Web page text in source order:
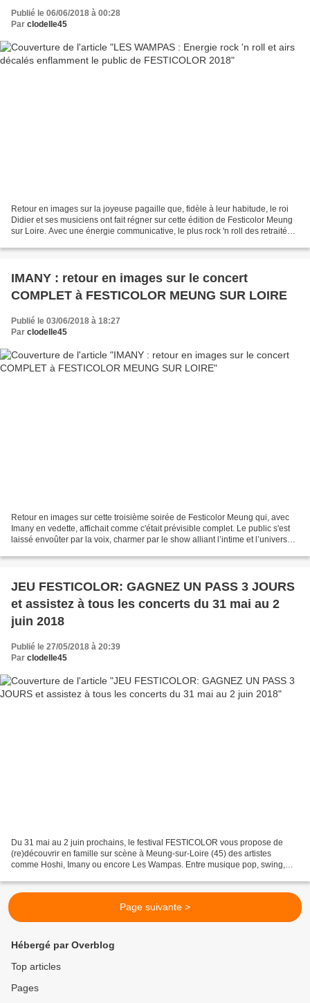
Publié le 06/06/2018 à 00:28
Par clodelle45
Retour en images sur la joyeuse pagaille que, fidèle à leur habitude, le roi
Didier et ses musiciens ont fait régner sur cette édition de Festicolor Meung
sur Loire. Avec une énergie communicative, le plus rock 'n roll des retraités
IMANY : retour en images sur le concert
COMPLET à FESTICOLOR MEUNG SUR LOIRE
Publié le 03/06/2018 à 18:27
Par clodelle45
Retour en images sur cette troisième soirée de Festicolor Meung qui, avec
Imany en vedette, affichait comme c'était prévisible complet. Le public s'est
laissé envoûter par la voix, charmer par le show alliant l’intime et l’universel,
JEU FESTICOLOR: GAGNEZ UN PASS 3 JOURS
et assistez à tous les concerts du 31 mai au 2
juin 2018
Publié le 27/05/2018 à 20:39
Par clodelle45
Du 31 mai au 2 juin prochains, le festival FESTICOLOR vous propose de
(re)découvrir en famille sur scène à Meung-sur-Loire (45) des artistes
comme Hoshi, Imany ou encore Les Wampas. Entre musique pop, swing,
Page suivante >
Hébergé par Overblog
Top articles
Pages